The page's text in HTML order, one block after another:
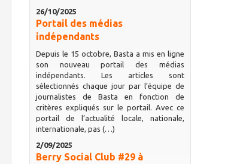
26/10/2025
Portail des médias
indépendants
Depuis le 15 octobre, Basta a mis en ligne
son nouveau portail des médias
indépendants. Les articles sont
sélectionnés chaque jour par l’équipe de
journalistes de Basta en fonction de
critères expliqués sur le portail. Avec ce
portail de l’actualité locale, nationale,
internationale, pas (…)
2/09/2025
Berry Social Club #29 à